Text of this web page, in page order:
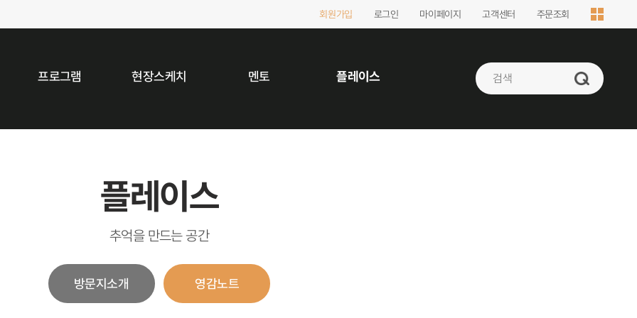
프로그램 현장스케치 멘토 플레이스
회원가입 로그인 마이페이지 고객센터 주문조회
플레이스
추억을 만드는 공간
방문지소개 영감노트